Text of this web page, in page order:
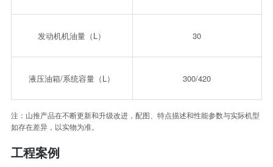
发动机机油量（L） 30
液压油箱/系统容量（L） 300/420
注：山推产品在不断更新和升级改进，配图、特点描述和性能参数与实际机型
如存在差异，以实物为准。
工程案例